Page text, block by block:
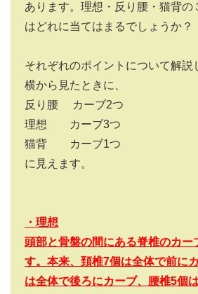
あります。理想・反り腰・猫背の
はどれに当てはまるでしょうか？
それぞれのポイントについて解説
横から見たときに、
反り腰 カーブ2つ
理想 カーブ3つ
猫背 カーブ1つ
に見えます。
・理想
頭部と骨盤の間にある脊椎のカー
す。本来、頚椎7個は全体で前に
は全体で後ろにカーブ、腰椎5個